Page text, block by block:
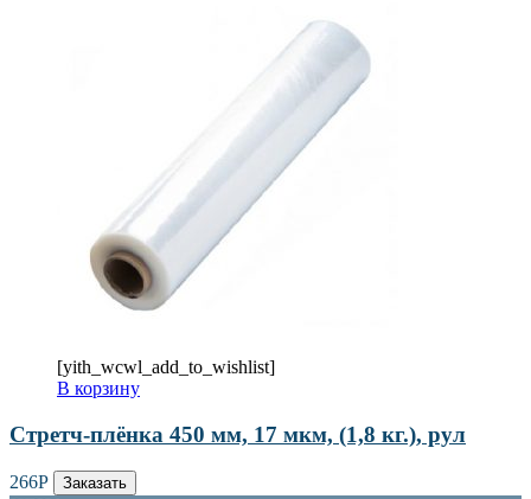
[yith_wcwl_add_to_wishlist]
В корзину
Стретч-плёнка 450 мм, 17 мкм, (1,8 кг.), рул
266Р Заказать